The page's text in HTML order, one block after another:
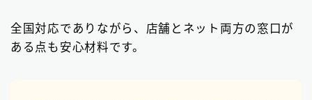
全国対応でありながら、店舗とネット両方の窓口が
ある点も安心材料です。